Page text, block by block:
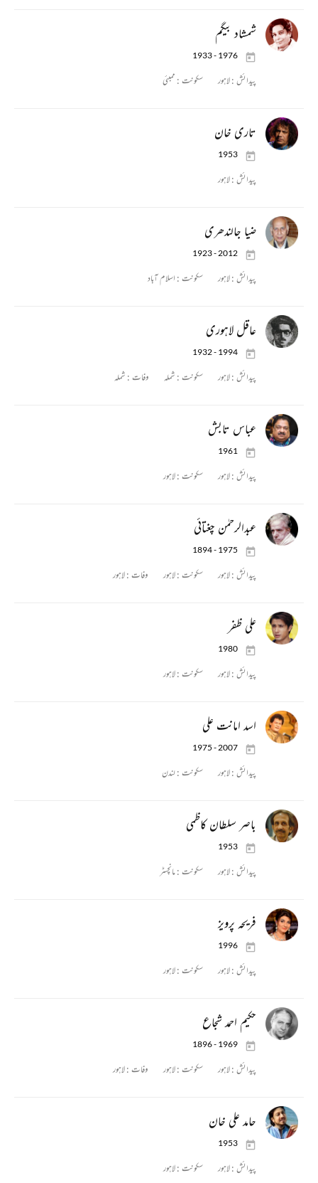
شمشاد بیگم
1933 - 1976
پیدائش :لاہور سکونت : ممبئی
تاری خان
1953
پیدائش :لاہور
ضیا جالندھری
1923 - 2012
پیدائش :لاہور سکونت : اسلام آباد
عاقل لاہوری
1932 - 1994
پیدائش :لاہور سکونت : شملہ وفات : شملہ
عباس تابش
1961
پیدائش :لاہور سکونت :لاہور
عبدالرحمٰن چغتائی
1894 - 1975
پیدائش :لاہور سکونت :لاہور وفات :لاہور
علی ظفر
1980
پیدائش :لاہور سکونت :لاہور
اسد امانت علی
1975 - 2007
پیدائش :لاہور سکونت : لندن
باصر سلطان کاظمی
1953
پیدائش :لاہور سکونت :مانچسٹر
فریحہ پرویز
1996
پیدائش :لاہور سکونت :لاہور
حکیم احمد شجاع
1896 - 1969
پیدائش :لاہور سکونت :لاہور وفات :لاہور
حامد علی خان
1953
پیدائش :لاہور سکونت :لاہور